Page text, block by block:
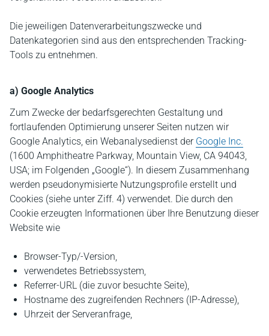
Die jeweiligen Datenverarbeitungszwecke und
Datenkategorien sind aus den entsprechenden Tracking-
Tools zu entnehmen.
a) Google Analytics
Zum Zwecke der bedarfsgerechten Gestaltung und
fortlaufenden Optimierung unserer Seiten nutzen wir
Google Analytics, ein Webanalysedienst der Google Inc.
(1600 Amphitheatre Parkway, Mountain View, CA 94043,
USA; im Folgenden „Google“). In diesem Zusammenhang
werden pseudonymisierte Nutzungsprofile erstellt und
Cookies (siehe unter Ziff. 4) verwendet. Die durch den
Cookie erzeugten Informationen über Ihre Benutzung dieser
Website wie
Browser-Typ/-Version,
verwendetes Betriebssystem,
Referrer-URL (die zuvor besuchte Seite),
Hostname des zugreifenden Rechners (IP-Adresse),
Uhrzeit der Serveranfrage,